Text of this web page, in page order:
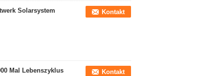
Solarsystem
Kontakt
Mal Lebenszyklus
Kontakt